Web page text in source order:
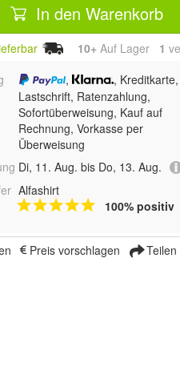
In den Warenkorb
10+ Auf Lager 1
,
, Kreditkarte,
Lastschrift, Ratenzahlung,
Sofortüberweisung, Kauf auf
Rechnung, Vorkasse per
Überweisung
Di, 11. Aug. bis Do, 13. Aug.
Alfashirt
100% positiv
Preis vorschlagen Teilen